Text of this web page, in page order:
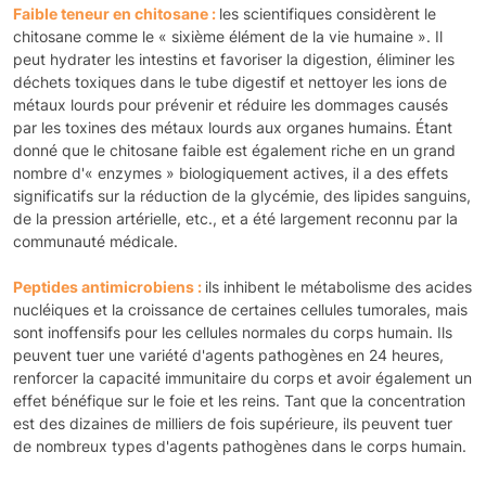
Faible teneur en chitosane : les scientifiques considèrent le
chitosane comme le « sixième élément de la vie humaine ». Il
peut hydrater les intestins et favoriser la digestion, éliminer les
déchets toxiques dans le tube digestif et nettoyer les ions de
métaux lourds pour prévenir et réduire les dommages causés
par les toxines des métaux lourds aux organes humains. Étant
donné que le chitosane faible est également riche en un grand
nombre d'« enzymes » biologiquement actives, il a des effets
significatifs sur la réduction de la glycémie, des lipides sanguins,
de la pression artérielle, etc., et a été largement reconnu par la
communauté médicale.
Peptides antimicrobiens : ils inhibent le métabolisme des acides
nucléiques et la croissance de certaines cellules tumorales, mais
sont inoffensifs pour les cellules normales du corps humain. Ils
peuvent tuer une variété d'agents pathogènes en 24 heures,
renforcer la capacité immunitaire du corps et avoir également un
effet bénéfique sur le foie et les reins. Tant que la concentration
est des dizaines de milliers de fois supérieure, ils peuvent tuer
de nombreux types d'agents pathogènes dans le corps humain.